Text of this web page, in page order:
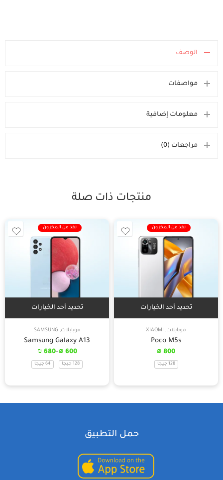
الوصف
مواصفات
معلومات إضافية
مراجعات (0)
منتجات ذات صلة
نفذ من المخزون
تحديد أحد الخيارات
موبايلات,
XIAOMI
Poco M5s
800
₪
128 جيجا
نفذ من المخزون
تحديد أحد الخيارات
موبايلات,
SAMSUNG
Samsung Galaxy A13
600
₪
–
680
₪
128 جيجا 64 جيجا
حمل التطبيق